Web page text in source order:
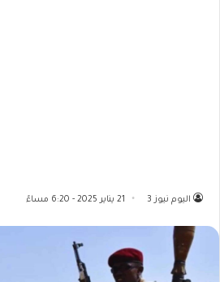
اليوم نيوز 3 21 يناير 2025 - 6:20 مساءً